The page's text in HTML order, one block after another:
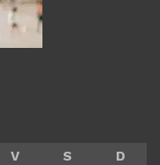
V S
D